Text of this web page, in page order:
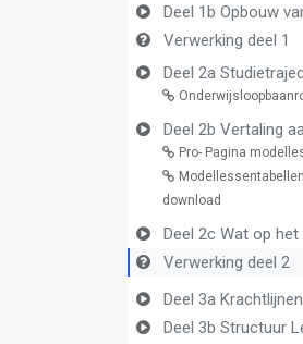
Deel 1b Opbouw van een
Verwerking deel 1
Deel 2a
Deel 2b Vertaling
Pro- Pagina
download
Deel 2c Wat op het
Verwerking deel 2
Deel 3a Krachtlijnen
Deel 3b Structuur